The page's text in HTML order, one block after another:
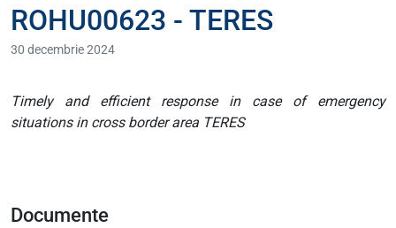
ROHU00623 - TERES
30 decembrie 2024
Timely and efficient response in case of emergency
situations in cross border area TERES
Documente